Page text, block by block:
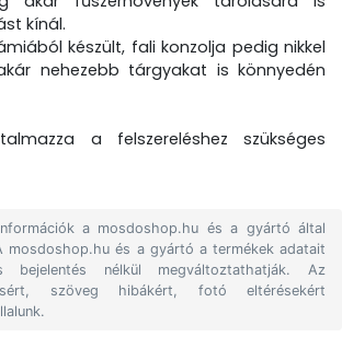
kínál.
készült, fali konzolja pedig nikkel
nehezebb tárgyakat is könnyedén
a felszereléshez szükséges
a mosdoshop.hu és a gyártó által
mosdoshop.hu és a gyártó a termékek adatait
bejelentés nélkül megváltoztathatják. Az
szöveg hibákért, fotó eltérésekért